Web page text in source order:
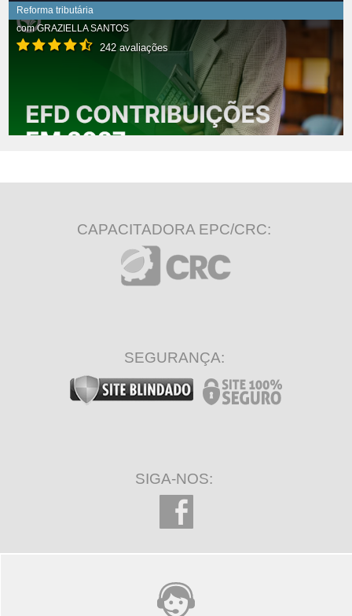
Reforma tributária
comGRAZIELLA SANTOS
242 avaliações
CAPACITADORA EPC/CRC:
SEGURANÇA:
SIGA-NOS: